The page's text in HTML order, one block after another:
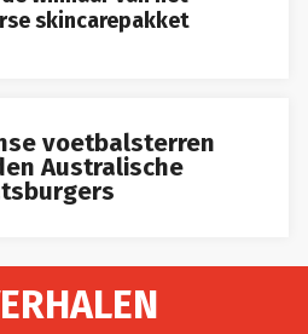
skincarepakket
voetbalsterren
Australische